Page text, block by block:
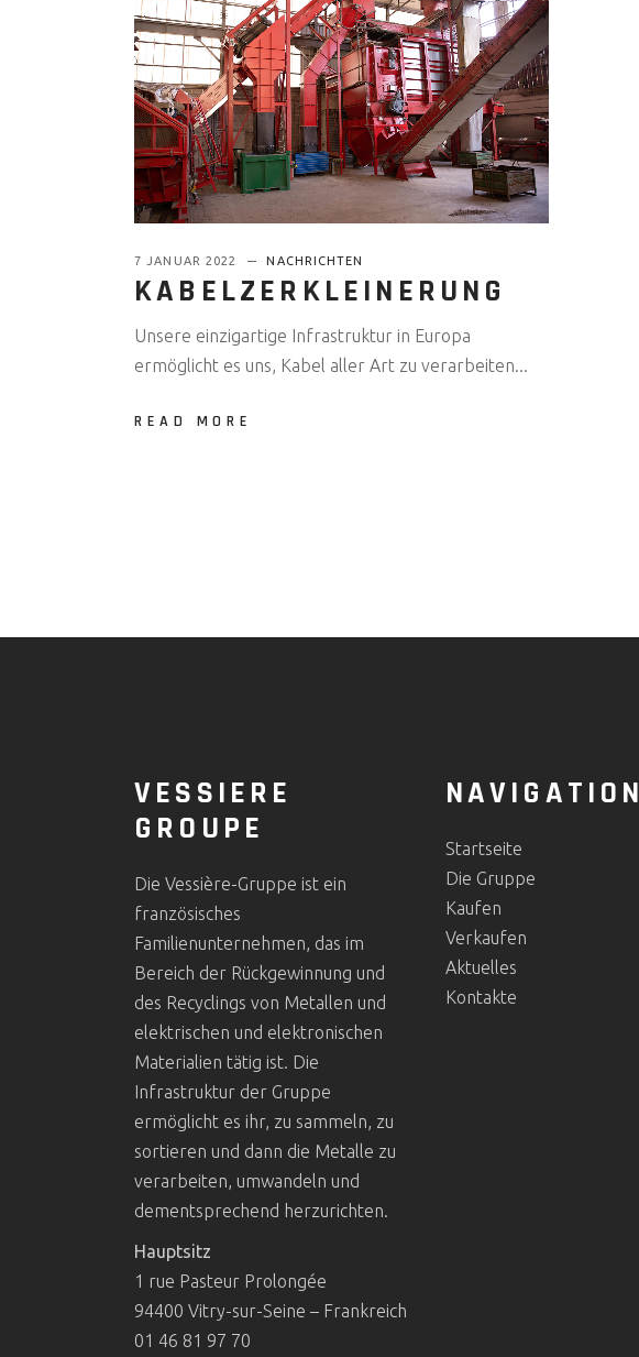
7 JANUAR 2022 NACHRICHTEN
KABELZERKLEINERUNG
Unsere einzigartige Infrastruktur in Europa
ermöglicht es uns, Kabel aller Art zu verarbeiten...
READ MORE
VESSIERE
GROUPE
Die Vessière-Gruppe ist ein
französisches
Familienunternehmen, das im
Bereich der Rückgewinnung und
des Recyclings von Metallen und
elektrischen und elektronischen
Materialien tätig ist. Die
Infrastruktur der Gruppe
ermöglicht es ihr, zu sammeln, zu
sortieren und dann die Metalle zu
verarbeiten, umwandeln und
dementsprechend herzurichten.
Hauptsitz
1 rue Pasteur Prolongée
94400 Vitry-sur-Seine – Frankreich
01 46 81 97 70
NAVIGATION
Startseite
Die Gruppe
Kaufen
Verkaufen
Aktuelles
Kontakte